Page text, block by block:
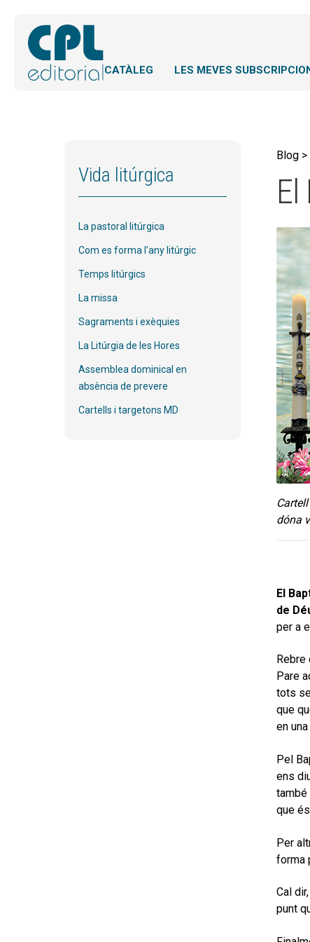
CATÀLEG LES MEVES
Vida litúrgica
La pastoral litúrgica
Com es forma l’any litúrgic
Temps litúrgics
La missa
Sagraments i exèquies
La Litúrgia de les Hores
Assemblea dominical en
absència de prevere
Cartells i targetons MD
Blog
dóna
El
de
per a
Pare
tots
que
en
Pel
ens
també
que
Per
forma
Cal
punt